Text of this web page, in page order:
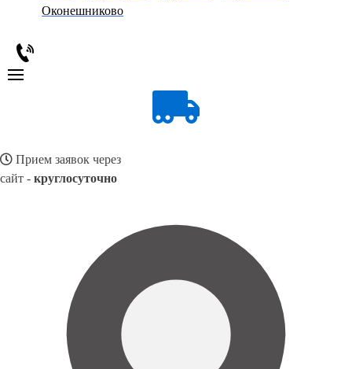
Оконешниково
Прием заявок через
сайт - круглосуточно